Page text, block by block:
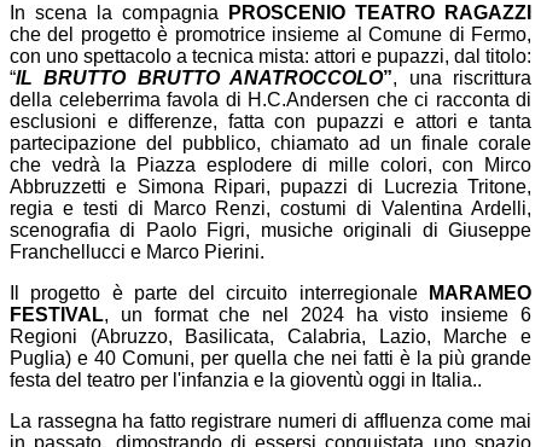
In scena la compagnia
PROSCENIO TEATRO RAGAZZI
che del progetto è promotrice insieme al Comune di Fermo,
con uno spettacolo a tecnica mista: attori e pupazzi, dal titolo:
“IL BRUTTO BRUTTO ANATROCCOLO”, una riscrittura
della celeberrima favola di H.C.Andersen che ci racconta di
esclusioni e differenze, fatta con pupazzi e attori e tanta
partecipazione del pubblico, chiamato ad un finale corale
che vedrà la Piazza esplodere di mille colori, con Mirco
Abbruzzetti e Simona Ripari, pupazzi di Lucrezia Tritone,
regia e testi di Marco Renzi, costumi di Valentina Ardelli,
scenografia di Paolo Figri, musiche originali di Giuseppe
Franchellucci e Marco Pierini.
Il progetto è parte del circuito interregionale
MARAMEO
FESTIVAL, un format che nel 2024 ha visto insieme 6
Regioni (Abruzzo, Basilicata, Calabria, Lazio, Marche e
Puglia) e 40 Comuni, per quella che nei fatti è la più grande
festa del teatro per l'infanzia e la gioventù oggi in Italia..
La rassegna ha fatto registrare numeri di affluenza come mai
in passato, dimostrando di essersi conquistata uno spazio